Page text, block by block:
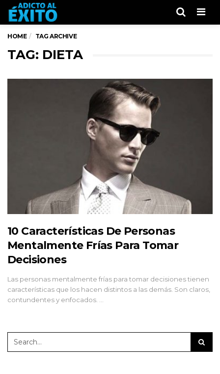
HOME TAG ARCHIVE
TAG: DIETA
10 Características De Personas
Mentalmente Frías Para Tomar
Decisiones
Las personas mentalmente frías para tomar decisiones tienen
características que los hacen distintos a las demás. Son claros,
contundentes y enfocados. …